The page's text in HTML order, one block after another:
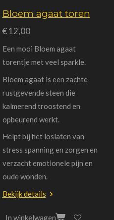
Bloem agaat toren
€ 12,00
Een mooi Bloem agaat
torentje met veel sparkle.
Bloem agaat is een zachte
rustgevende steen die
kalmerend troostend en
opbeurend werkt.
Helpt bij het loslaten van
stress spanning en zorgen en
verzacht emotionele pijn en
oude wonden.
Bekijk details
In winkelwagen